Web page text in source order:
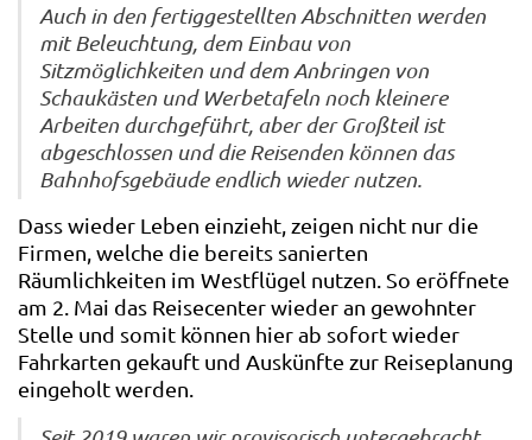
Auch in den fertiggestellten Abschnitten werden
mit Beleuchtung, dem Einbau von
Sitzmöglichkeiten und dem Anbringen von
Schaukästen und Werbetafeln noch kleinere
Arbeiten durchgeführt, aber der Großteil ist
abgeschlossen und die Reisenden können das
Bahnhofsgebäude endlich wieder nutzen.
Dass wieder Leben einzieht, zeigen nicht nur die
Firmen, welche die bereits sanierten
Räumlichkeiten im Westflügel nutzen. So eröffnete
am 2. Mai das Reisecenter wieder an gewohnter
Stelle und somit können hier ab sofort wieder
Fahrkarten gekauft und Auskünfte zur Reiseplanung
eingeholt werden.